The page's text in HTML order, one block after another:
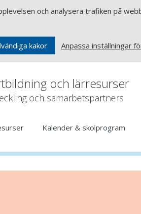
och analysera trafiken på
kakor Anpassa inställningar
och lärresurser
och samarbetspartners
Kalender & skolprogram